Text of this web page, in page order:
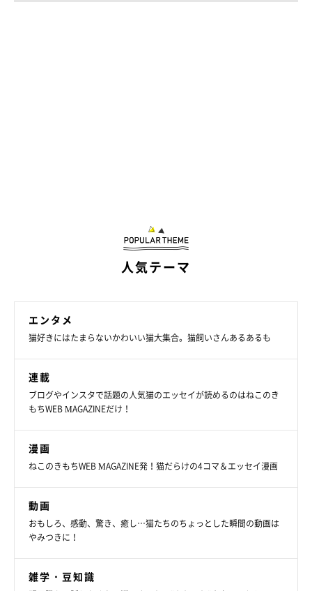
人気テーマ
エンタメ
猫好きにはたまらないかわいい猫大集合。猫飼いさんあるあるも
連載
ブログやインスタで話題の人気猫のエッセイが読めるのはねこのき
もちWEB MAGAZINEだけ！
漫画
ねこのきもちWEB MAGAZINE発！猫だらけの4コマ＆エッセイ漫画
動画
おもしろ、感動、驚き、癒し…猫たちのちょっとした瞬間の動画は
やみつきに！
雑学・豆知識